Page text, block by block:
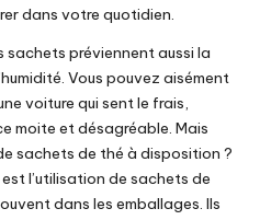
dans votre quotidien.
sachets préviennent aussi la
Vous pouvez aisément
voiture qui sent le frais,
moite et désagréable. Mais
sachets de thé à disposition ?
l’utilisation de sachets de
dans les emballages. Ils